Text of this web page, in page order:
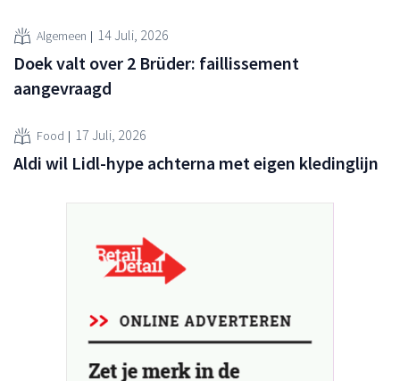
Algemeen 14 Juli, 2026
Doek valt over 2 Brüder: faillissement
aangevraagd
Food 17 Juli, 2026
Aldi wil Lidl-hype achterna met eigen kledinglijn